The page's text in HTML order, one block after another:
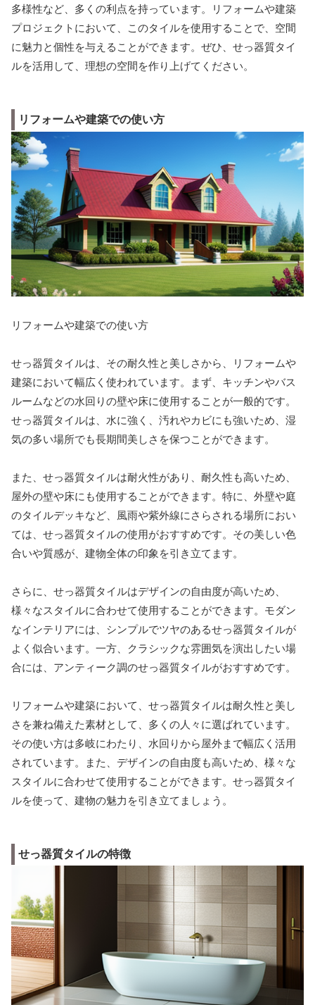
多様性など、多くの利点を持っています。リフォームや建築
プロジェクトにおいて、このタイルを使用することで、空間
に魅力と個性を与えることができます。ぜひ、せっ器質タイ
ルを活用して、理想の空間を作り上げてください。
リフォームや建築での使い方
リフォームや建築での使い方
せっ器質タイルは、その耐久性と美しさから、リフォームや
建築において幅広く使われています。まず、キッチンやバス
ルームなどの水回りの壁や床に使用することが一般的です。
せっ器質タイルは、水に強く、汚れやカビにも強いため、湿
気の多い場所でも長期間美しさを保つことができます。
また、せっ器質タイルは耐火性があり、耐久性も高いため、
屋外の壁や床にも使用することができます。特に、外壁や庭
のタイルデッキなど、風雨や紫外線にさらされる場所におい
ては、せっ器質タイルの使用がおすすめです。その美しい色
合いや質感が、建物全体の印象を引き立てます。
さらに、せっ器質タイルはデザインの自由度が高いため、
様々なスタイルに合わせて使用することができます。モダン
なインテリアには、シンプルでツヤのあるせっ器質タイルが
よく似合います。一方、クラシックな雰囲気を演出したい場
合には、アンティーク調のせっ器質タイルがおすすめです。
リフォームや建築において、せっ器質タイルは耐久性と美し
さを兼ね備えた素材として、多くの人々に選ばれています。
その使い方は多岐にわたり、水回りから屋外まで幅広く活用
されています。また、デザインの自由度も高いため、様々な
スタイルに合わせて使用することができます。せっ器質タイ
ルを使って、建物の魅力を引き立てましょう。
せっ器質タイルの特徴